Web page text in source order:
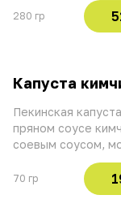
280 гр
Капуста
Пекинская
пряном соусе
соевым соусом,
70 гр